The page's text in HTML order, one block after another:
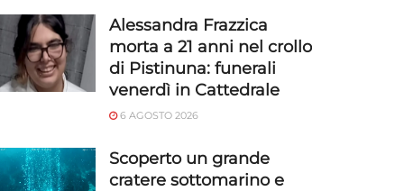
Alessandra Frazzica
morta a 21 anni nel crollo
di Pistinuna: funerali
venerdì in Cattedrale
6 AGOSTO 2026
Scoperto un grande
cratere sottomarino e